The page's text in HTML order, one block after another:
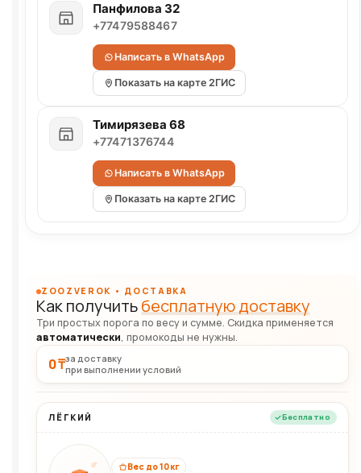
Панфилова 32
+77479588467
Написать в WhatsApp
Показать на карте 2ГИС
Тимирязева 68
+77471376744
Написать в WhatsApp
Показать на карте 2ГИС
ZOOZVEROK • ДОСТАВКА
Как получитьбесплатную доставку
Три простых порога по весу и сумме. Скидка применяется
автоматически, промокоды не нужны.
0 ₸за доставку
при выполнении условий
ЛЁГКИЙ Бесплатно
Вес до 10 кг